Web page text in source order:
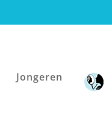
Jongeren